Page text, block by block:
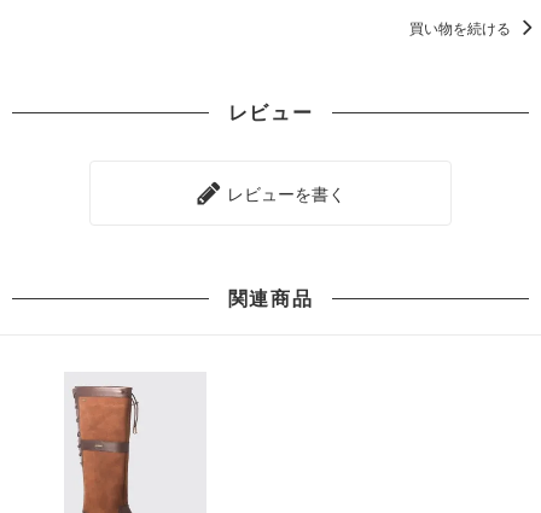
買い物を続ける
レビュー
レビューを書く
関連商品